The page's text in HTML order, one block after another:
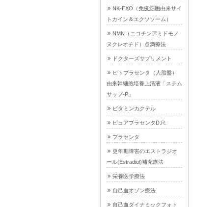
NK-EXO（免疫細胞由来サイ
トカイン＆エクソソーム）
NMN（ニコチンアミドモノ
ヌクレオチド）点滴療法
ドクターズサプリメント
ヒトプラセンタ（人胎盤）
由来幹細胞培養上清液「ステム
サップ-P」
ビタミンカクテル
ピュアプラセンタD.R.
プラセンタ
更年期障害のエストラジオ
ール(Estradiol)補充療法
栄養医学療法
自己血オゾン療法
自己血ダイナミックフォト